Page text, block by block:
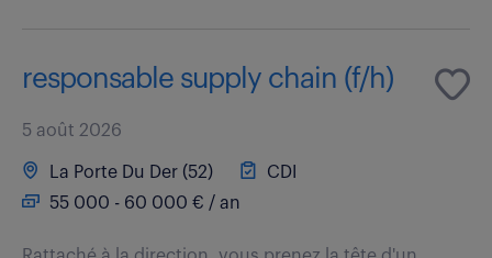
responsable supply chain (f/h)
5 août 2026
La Porte Du Der (52)
CDI
55 000 - 60 000 € / an